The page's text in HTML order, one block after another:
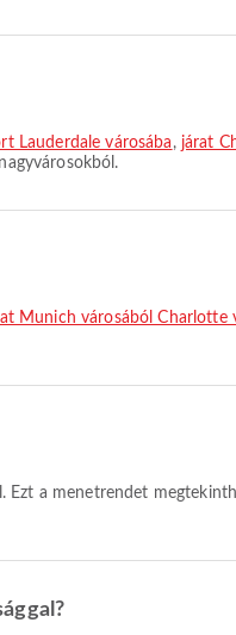
Lauderdale városába , járat
Munich városából Charlotte